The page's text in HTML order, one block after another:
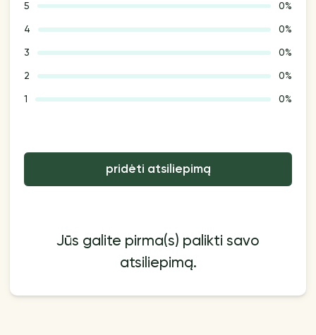
5 0%
4 0%
3 0%
2 0%
1 0%
pridėti atsiliepimą
Jūs galite pirma(s) palikti savo
atsiliepimą.